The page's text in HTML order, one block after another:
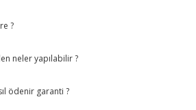
?
neler yapılabilir ?
ödenir garanti ?